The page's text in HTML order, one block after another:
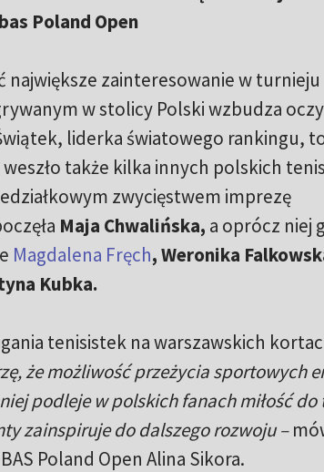
Poland Open
największe zainteresowanie w turnieju
w stolicy Polski wzbudza
liderka światowego rankingu,
weszło także kilka innych polskich
zwycięstwem imprezę
Maja Chwalińska, a oprócz niej
Magdalena Fręch, Weronika
Kubka.
tenisistek na warszawskich
że możliwość przeżycia sportowych
podleje w polskich fanach miłość
zainspiruje do dalszego rozwoju –
Poland Open Alina Sikora.